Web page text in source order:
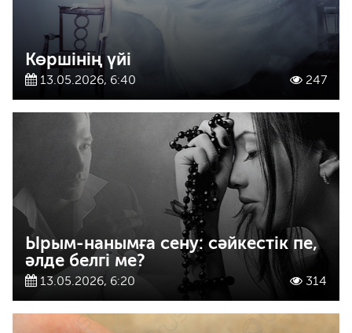
Көршінің үйі
13.05.2026, 6:40 247
Ырым-нанымға сену: сәйкестік пе,
әлде белгі ме?
13.05.2026, 6:20 314